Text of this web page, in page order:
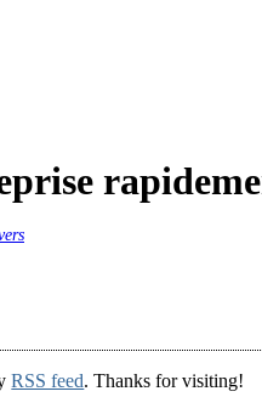
RSS feed. Thanks for visiting!